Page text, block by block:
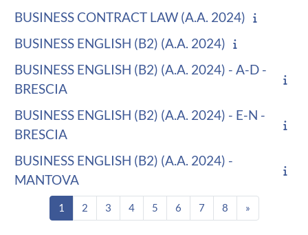
BUSINESS CONTRACT LAW (A.A. 2024)
BUSINESS ENGLISH (B2) (A.A. 2024)
BUSINESS ENGLISH (B2) (A.A. 2024) - A-D -
BRESCIA
BUSINESS ENGLISH (B2) (A.A. 2024) - E-N -
BRESCIA
BUSINESS ENGLISH (B2) (A.A. 2024) -
MANTOVA
1 Pagina 1
2Pagina 2
3Pagina 3
4Pagina 4
5Pagina 5
6Pagina 6
7Pagina 7
8Pagina 8
»Pagina